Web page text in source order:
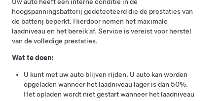
hoogspanningsbatterij gedetecteerd die de prestaties van
de batterij beperkt. Hierdoor nemen het maximale
laadniveau en het bereik af. Service is vereist voor herstel
van de volledige prestaties.
Wat te doen:
U kunt met uw auto blijven rijden. U auto kan worden
opgeladen wanneer het laadniveau lager is dan 50%.
Het opladen wordt niet gestart wanneer het laadniveau